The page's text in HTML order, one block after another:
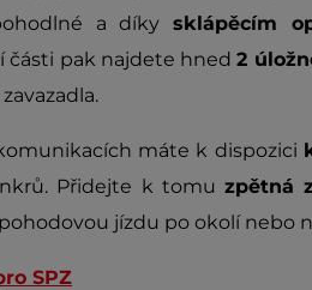
a díky sklápěcím
části pak najdete hned2
máte k dispozici
Přidejte k tomuzpětná
jízdu po okolí nebo
SPZ